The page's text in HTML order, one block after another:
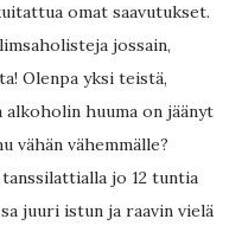
omat saavutukset.
jossain,
Olenpa yksi teistä,
huuma on jäänyt
vähän vähemmälle?
jo 12 tuntia
juuri istun ja raavin vielä